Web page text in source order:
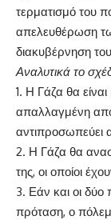
τερματισμό του
απελευθέρωση
διακυβέρνηση
Αναλυτικά το
1. Η Γάζα θα
απαλλαγμένη
αντιπροσωπεύει
2. Η Γάζα θα
της, οι οποίοι
3. Εάν και οι
πρόταση, ο